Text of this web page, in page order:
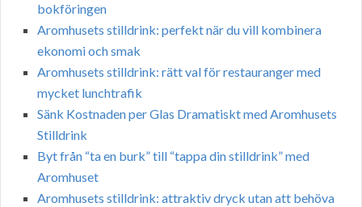
bokföringen
Aromhusets stilldrink: perfekt när du vill kombinera
ekonomi och smak
Aromhusets stilldrink: rätt val för restauranger med
mycket lunchtrafik
Sänk Kostnaden per Glas Dramatiskt med Aromhusets
Stilldrink
Byt från “ta en burk” till “tappa din stilldrink” med
Aromhuset
Aromhusets stilldrink: attraktiv dryck utan att behöva